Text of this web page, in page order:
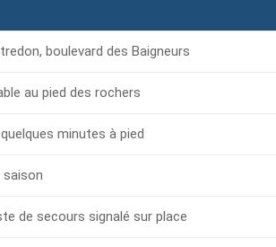
boulevard des Baigneurs
au pied des rochers
minutes à pied
saison
de secours signalé sur place